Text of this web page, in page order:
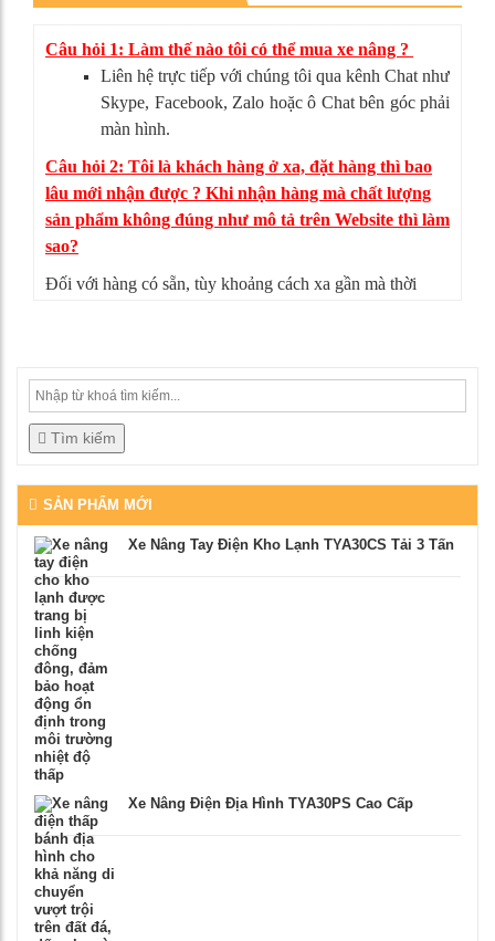
Câu hỏi 1: Làm thế nào tôi có thể mua xe nâng ?
Liên hệ trực tiếp với chúng tôi qua kênh Chat như
Skype, Facebook, Zalo hoặc ô Chat bên góc phải
màn hình.
Câu hỏi 2: Tôi là khách hàng ở xa, đặt hàng thì bao
lâu mới nhận được ? Khi nhận hàng mà chất lượng
sản phẩm không đúng như mô tả trên Website thì làm
sao?
Đối với hàng có sẵn, tùy khoảng cách xa gần mà thời
Tìm kiếm
SẢN PHẨM MỚI
Xe Nâng Tay Điện Kho Lạnh TYA30CS Tải 3 Tấn
Xe Nâng Điện Địa Hình TYA30PS Cao Cấp